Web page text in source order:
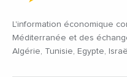
L'information économique
Méditerranée et des
Algérie, Tunisie, Egypte,